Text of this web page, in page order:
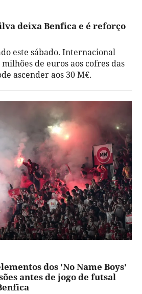
deixa Benfica e é reforço
este sábado. Internacional
de euros aos cofres das
ascender aos 30 M€.
dos 'No Name Boys'
antes de jogo de futsal